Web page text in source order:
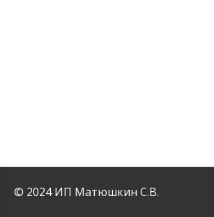
© 2024 ИП Матюшкин С.В.